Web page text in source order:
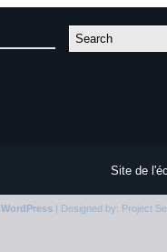
Site de
WordPress| Designed by: Project